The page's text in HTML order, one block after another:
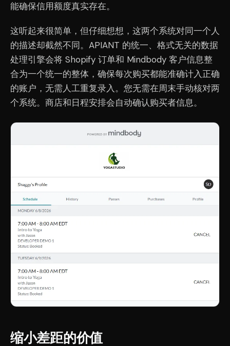
能确保信用额度真实存在。
这听起来很简单，但仔细想想，这两个系统对同一个人
的描述却截然不同。APIANT 的统一、格式无关的数据
处理引擎会将 Shopify 订单和 Mindbody 客户信息整
合为一个统一的整体，确保每次购买都能准确计入正确
的账户，无需人工重复录入。您无需在周末手动核对两
个系统。商店和日程安排会自动确认购买者信息。
缩小差距的价值